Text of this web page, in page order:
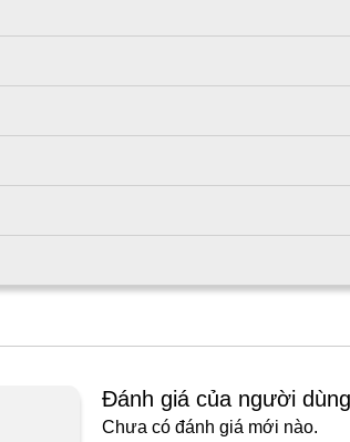
Đánh giá của người dùng
Chưa có đánh giá mới nào.